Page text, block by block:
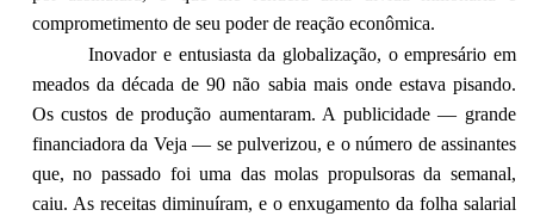
comprometimento de seu poder de reação econômica.
Inovador e entusiasta da globalização, o empresário em
meados da década de 90 não sabia mais onde estava pisando.
Os custos de produção aumentaram. A publicidade — grande
financiadora da Veja — se pulverizou, e o número de assinantes
que, no passado foi uma das molas propulsoras da semanal,
caiu. As receitas diminuíram, e o enxugamento da folha salarial